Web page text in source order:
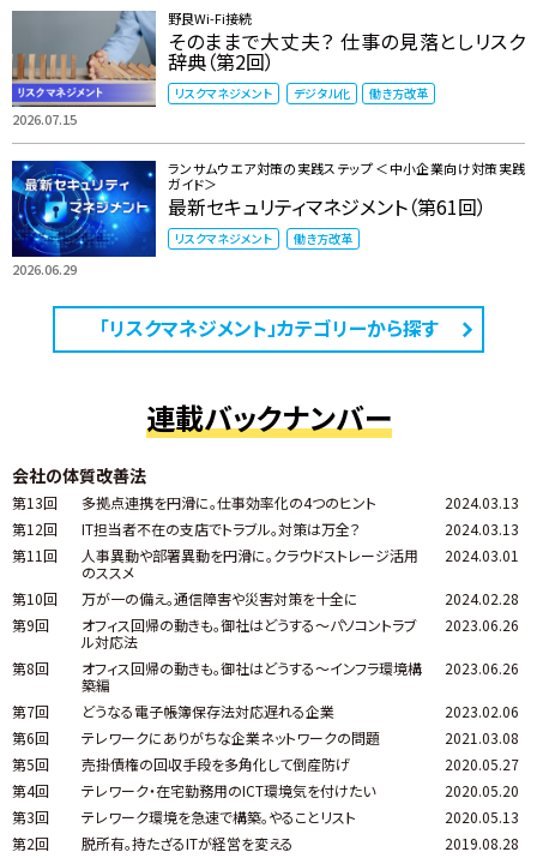
2026.07.15
野良Wi-Fi接続
そのままで大丈夫？ 仕事の見落としリスク
辞典（第2回）
リスクマネジメント デジタル化 働き方改革
2026.06.29
ランサムウエア対策の実践ステップ ＜中小企業向け対策実践
ガイド＞
最新セキュリティマネジメント（第61回）
リスクマネジメント 働き方改革
「リスクマネジメント」カテゴリーから探す
連載バックナンバー
会社の体質改善法
第13回 多拠点連携を円滑に。仕事効率化の4つのヒント
2024.03.13
第12回
IT担当者不在の支店でトラブル。対策は万全？
2024.03.13
第11回
人事異動や部署異動を円滑に。クラウドストレージ活用
のススメ
2024.03.01
第10回 万が一の備え。通信障害や災害対策を十全に
2024.02.28
第9回
オフィス回帰の動きも。御社はどうする～パソコントラブ
ル対応法
2023.06.26
第8回
オフィス回帰の動きも。御社はどうする～インフラ環境構
築編
2023.06.26
第7回 どうなる電子帳簿保存法対応遅れる企業
2023.02.06
第6回
テレワークにありがちな企業ネットワークの問題
2021.03.08
第5回
売掛債権の回収手段を多角化して倒産防げ
2020.05.27
第4回
テレワーク・在宅勤務用のICT環境気を付けたい
2020.05.20
第3回
テレワーク環境を急速で構築。やることリスト
2020.05.13
第2回
脱所有。持たざるITが経営を変える
2019.08.28